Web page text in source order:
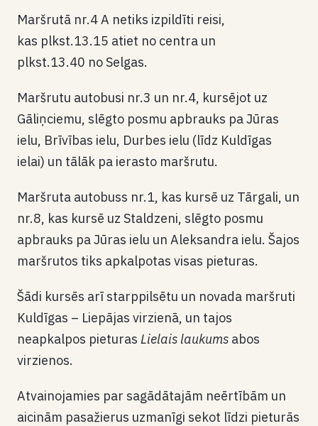
Maršrutā nr.4 A netiks izpildīti reisi,
kas plkst.13.15 atiet no centra un
plkst.13.40 no Selgas.
Maršrutu autobusi nr.3 un nr.4, kursējot uz
Gāliņciemu, slēgto posmu apbrauks pa Jūras
ielu, Brīvības ielu, Durbes ielu (līdz Kuldīgas
ielai) un tālāk pa ierasto maršrutu.
Maršruta autobuss nr.1, kas kursē uz Tārgali, un
nr.8, kas kursē uz Staldzeni, slēgto posmu
apbrauks pa Jūras ielu un Aleksandra ielu. Šajos
maršrutos tiks apkalpotas visas pieturas.
Šādi kursēs arī starppilsētu un novada maršruti
Kuldīgas – Liepājas virzienā, un tajos
neapkalpos pieturas Lielais laukums abos
virzienos.
Atvainojamies par sagādātajām neērtībām un
aicinām pasažierus uzmanīgi sekot līdzi pieturās